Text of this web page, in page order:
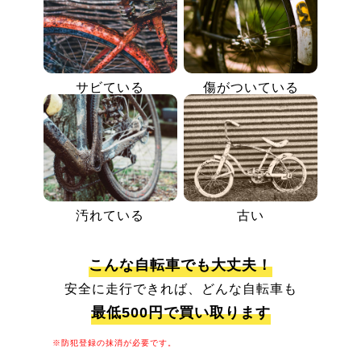
サビている 傷がついている
汚れている 古い
こんな自転車でも大丈夫！
安全に走行できれば、どんな自転車も
最低500円で買い取ります
※防犯登録の抹消が必要です。